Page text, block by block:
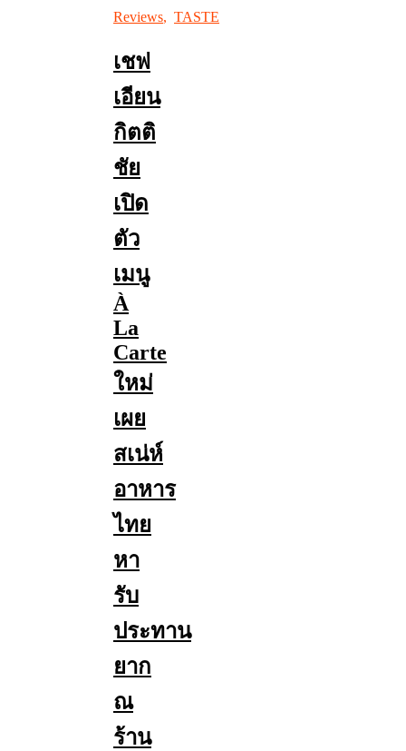
Reviews, TASTE
เชฟ
เอียน
กิตติ
ชัย
เปิด
ตัว
เมนู
À
La
Carte
ใหม่
เผย
สเน่ห์
อาหาร
ไทย
หา
รับ
ประทาน
ยาก
ณ
ร้าน